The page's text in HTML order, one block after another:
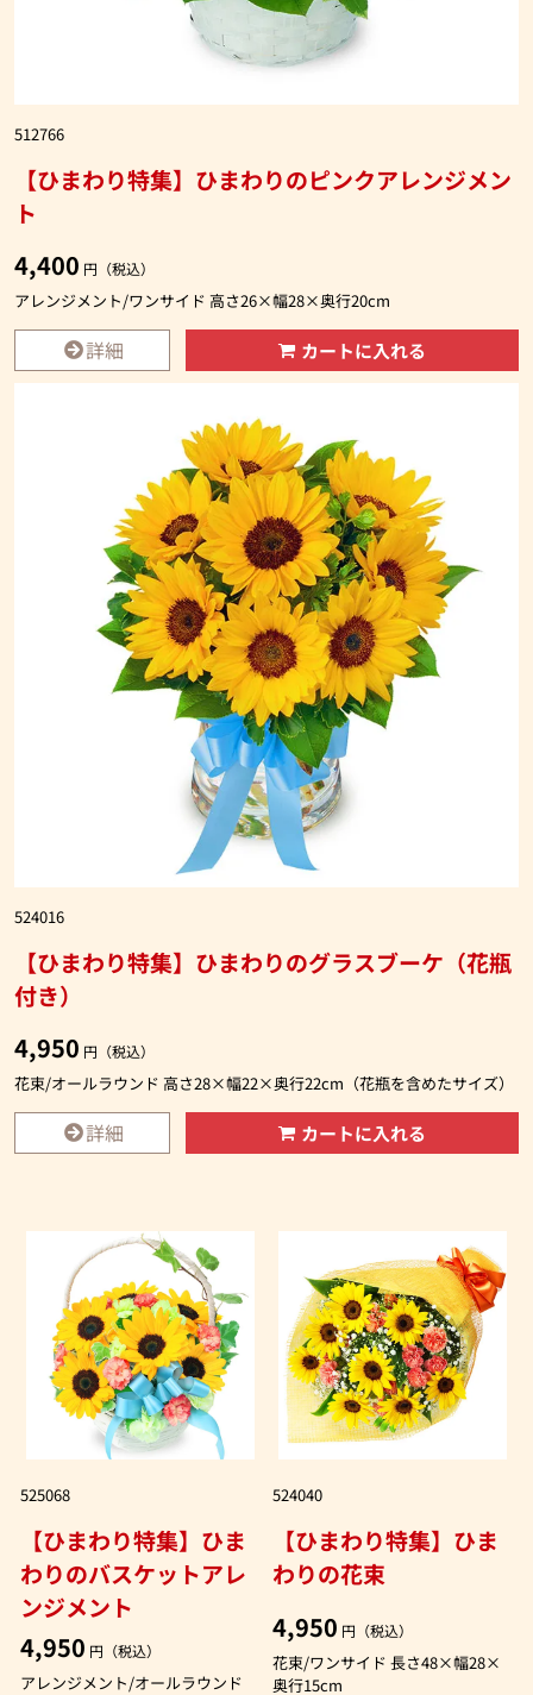
512766
【ひまわり特集】ひまわりのピンクアレンジメン
ト
4,400 円（税込）
アレンジメント/ワンサイド 高さ26×幅28×奥行20cm
詳細 カートに入れる
524016
【ひまわり特集】ひまわりのグラスブーケ（花瓶
付き）
4,950 円（税込）
花束/オールラウンド 高さ28×幅22×奥行22cm（花瓶を含めたサイズ）
詳細 カートに入れる
525068
【ひまわり特集】ひま
わりのバスケットアレ
ンジメント
4,950 円（税込）
アレンジメント/オールラウンド
524040
【ひまわり特集】ひま
わりの花束
4,950 円（税込）
花束/ワンサイド 長さ48×幅28×
奥行15cm